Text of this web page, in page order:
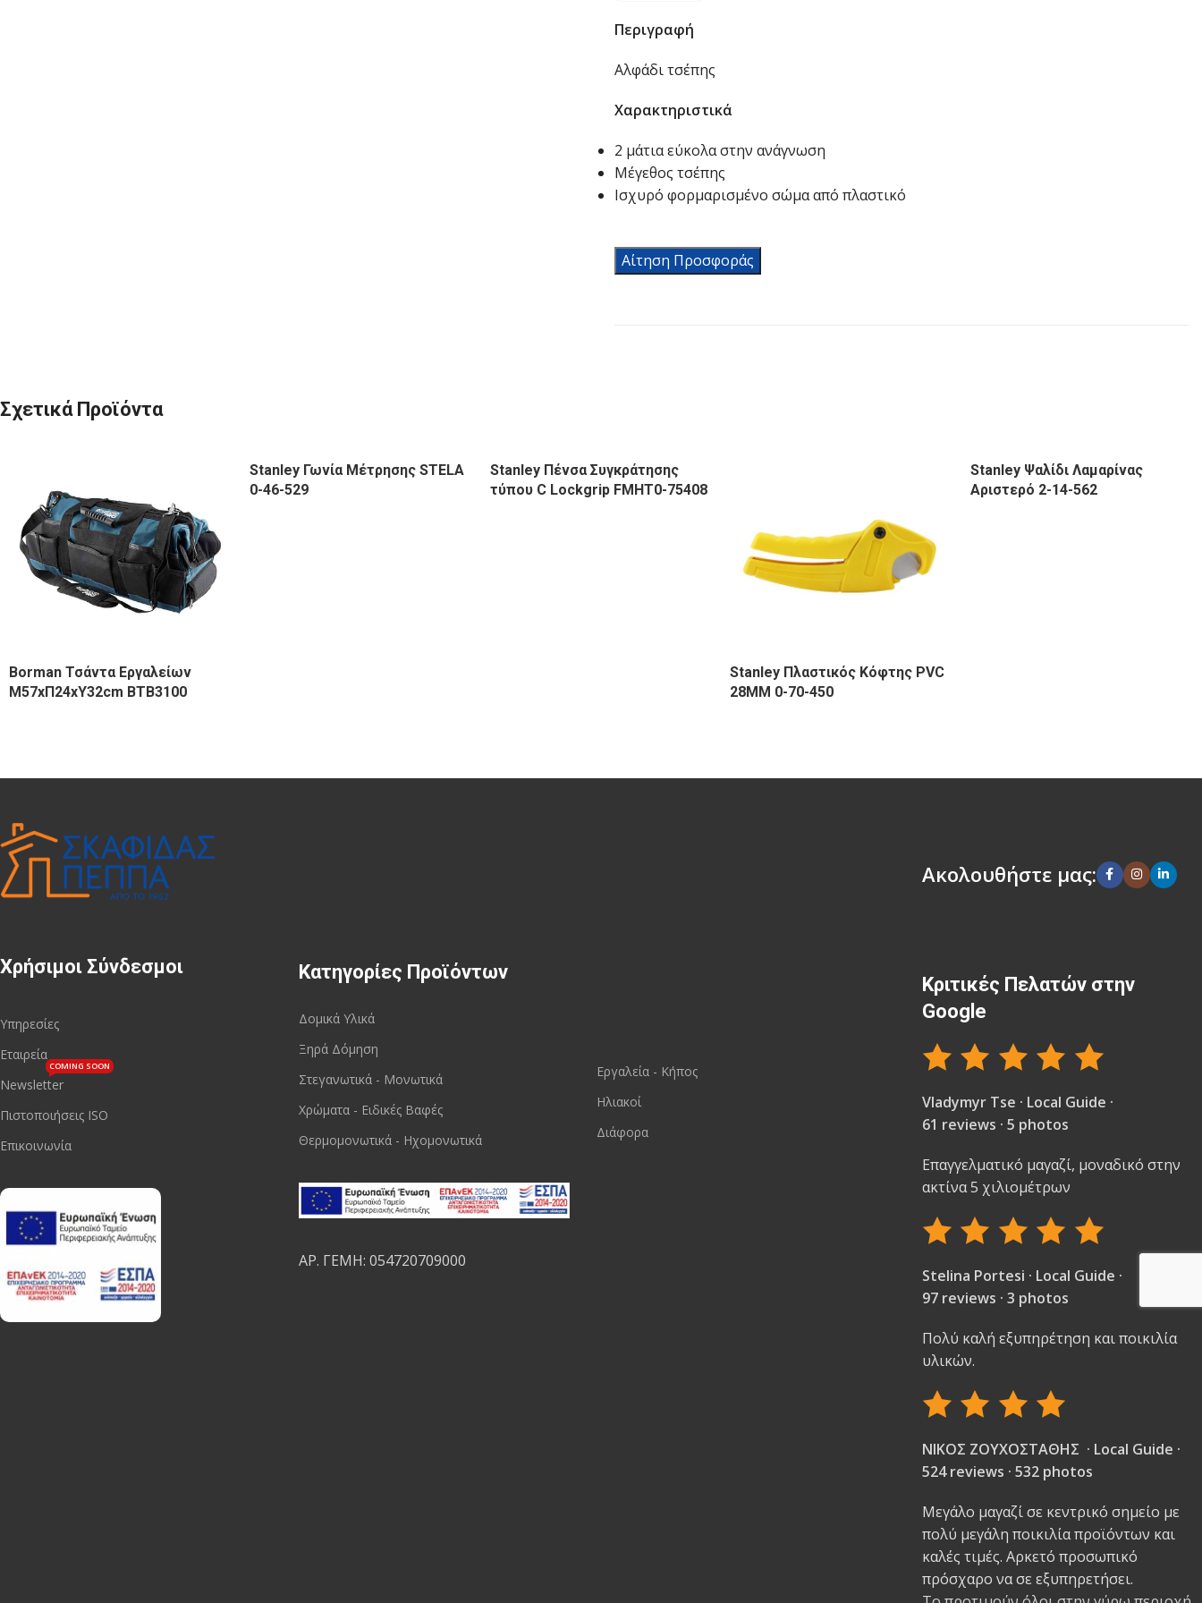
Περιγραφή
Αλφάδι τσέπης
Χαρακτηριστικά
2 μάτια εύκολα στην ανάγνωση
Μέγεθος τσέπης
Ισχυρό φορμαρισμένο σώμα από πλαστικό
Αίτηση Προσφοράς
Σχετικά Προϊόντα
Borman Τσάντα Εργαλείων
Μ57xΠ24xΥ32cm BTB3100
Stanley Γωνία Μέτρησης STELA
0-46-529
Stanley Πένσα Συγκράτησης
τύπου C Lockgrip FMHT0-75408
Stanley Πλαστικός Κόφτης PVC
28MM 0-70-450
Stanley Ψαλίδι Λαμαρίνας
Αριστερό 2-14-562
Χρήσιμοι Σύνδεσμοι
Υπηρεσίες
Εταιρεία
Newsletter
COMING SOON
Πιστοποιήσεις ISO
Επικοινωνία
Κατηγορίες Προϊόντων
Δομικά Υλικά
Ξηρά Δόμηση
Στεγανωτικά - Μονωτικά
Χρώματα - Ειδικές Βαφές
Θερμομονωτικά - Ηχομονωτικά
ΑΡ. ΓΕΜΗ: 054720709000
Εργαλεία - Κήπος
Ηλιακοί
Διάφορα
Ακολουθήστε μας:
Κριτικές Πελατών στην
Google
Vladymyr Tse · Local Guide ·
61 reviews · 5 photos
Επαγγελματικό μαγαζί, μοναδικό στην
ακτίνα 5 χιλιομέτρων
Stelina Portesi · Local Guide ·
97 reviews · 3 photos
Πολύ καλή εξυπηρέτηση και ποικιλία
υλικών.
ΝΙΚΟΣ ΖΟΥΧΟΣΤΑΘΗΣ · Local Guide ·
524 reviews · 532 photos
Μεγάλο μαγαζί σε κεντρικό σημείο με
πολύ μεγάλη ποικιλία προϊόντων και
καλές τιμές. Αρκετό προσωπικό
πρόσχαρο να σε εξυπηρετήσει.